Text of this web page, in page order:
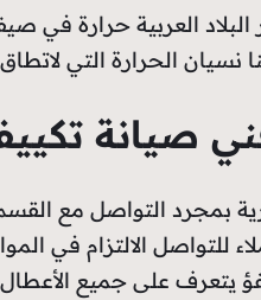
البلاد العربية حرارة في
الحرارة التي لاتطاق
صيانة
بمجرد التواصل مع
للتواصل الالتزام في
يتعرف على جميع الأعطال